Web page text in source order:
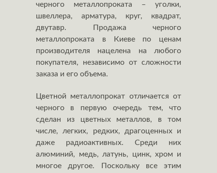
черного металлопроката – уголки,
швеллера, арматура, круг, квадрат,
двутавр. Продажа черного
металлопроката в Киеве по ценам
производителя нацелена на любого
покупателя, независимо от сложности
заказа и его объема.
Цветной металлопрокат отличается от
черного в первую очередь тем, что
сделан из цветных металлов, в том
числе, легких, редких, драгоценных и
даже радиоактивных. Среди них
алюминий, медь, латунь, цинк, хром и
многое другое. Поскольку все этим